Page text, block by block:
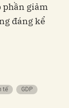
phần giảm
đáng kể
tế
GDP